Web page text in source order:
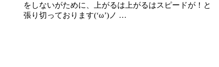
をしないがために、上がるは上がるはスピードが！と
張り切っております(‘ω’)ノ …